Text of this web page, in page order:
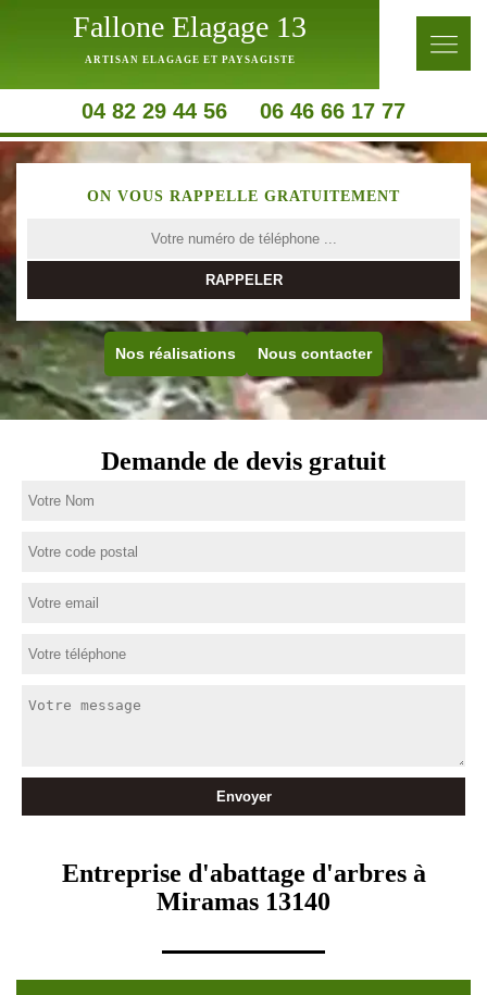
Fallone Elagage 13
ARTISAN ELAGAGE ET PAYSAGISTE
04 82 29 44 56 06 46 66 17 77
ON VOUS RAPPELLE GRATUITEMENT
Nos réalisations Nous contacter
Demande de devis gratuit
Entreprise d'abattage d'arbres à
Miramas 13140